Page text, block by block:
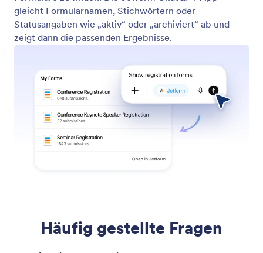
Ordnen Sie Ihre Formulare nach Datum, Name oder
Aktivität.
Formulare suchen